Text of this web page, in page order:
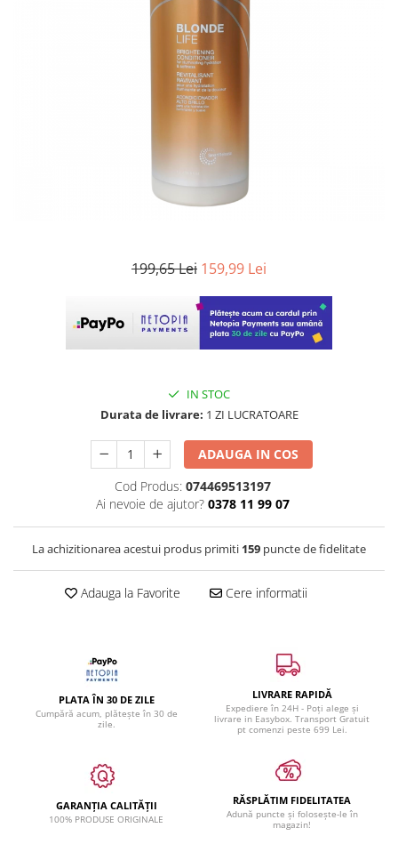
199,65 Lei 159,99 Lei
IN STOC
Durata de livrare: 1 ZI LUCRATOARE
ADAUGA IN COS
Cod Produs: 074469513197
Ai nevoie de ajutor? 0378 11 99 07
La achizitionarea acestui produs primiti 159 puncte de fidelitate
Adauga la Favorite Cere informatii
PLATA ÎN 30 DE ZILE
Cumpără acum, plătește în 30 de
zile.
LIVRARE RAPIDĂ
Expediere în 24H - Poți alege și
livrare in Easybox. Transport Gratuit
pt comenzi peste 699 Lei.
GARANȚIA CALITĂȚII
100% PRODUSE ORIGINALE
RĂSPLĂTIM FIDELITATEA
Adună puncte și folosește-le în
magazin!